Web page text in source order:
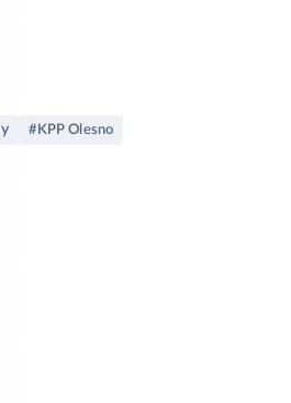
#KPP Olesno